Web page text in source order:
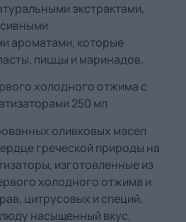
экстрактами,
ароматами, которые
пиццы и маринадов.
холодного отжима с
250 мл
оливковых масел
греческой природы на
изготовленные из
холодного отжима и
цитрусовых и специй,
насыщенный вкус,